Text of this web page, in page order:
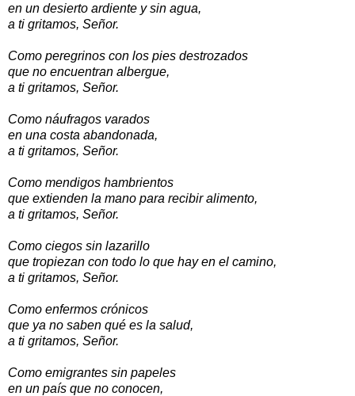
en un desierto ardiente y sin agua,
a ti gritamos, Señor.
Como peregrinos con los pies destrozados
que no encuentran albergue,
a ti gritamos, Señor.
Como náufragos varados
en una costa abandonada,
a ti gritamos, Señor.
Como mendigos hambrientos
que extienden la mano para recibir alimento,
a ti gritamos, Señor.
Como ciegos sin lazarillo
que tropiezan con todo lo que hay en el camino,
a ti gritamos, Señor.
Como enfermos crónicos
que ya no saben qué es la salud,
a ti gritamos, Señor.
Como emigrantes sin papeles
en un país que no conocen,